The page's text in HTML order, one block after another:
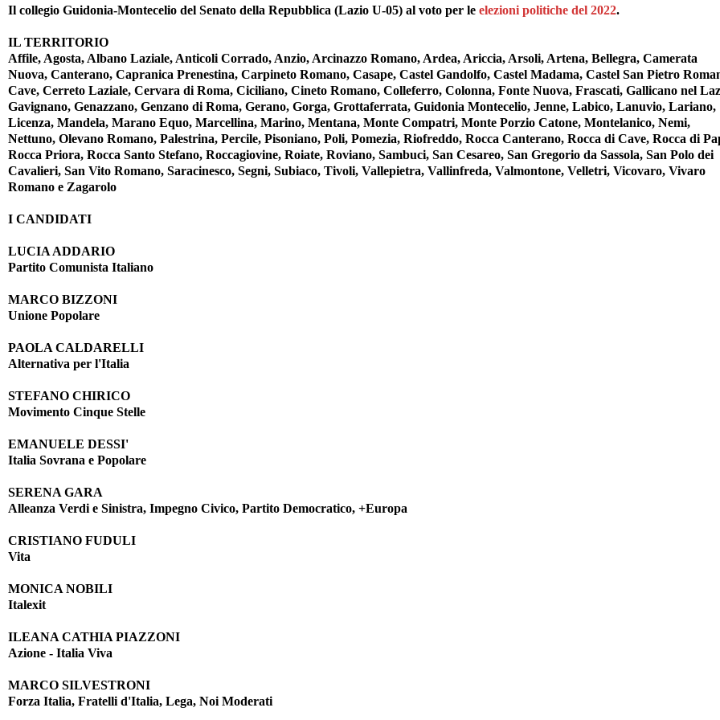
Il collegio Guidonia-Montecelio del Senato della Repubblica (Lazio U-05) al voto per le elezioni politiche del 2022.
IL TERRITORIO
Affile, Agosta, Albano Laziale, Anticoli Corrado, Anzio, Arcinazzo Romano, Ardea, Ariccia, Arsoli, Artena, Bellegra, Camerata
Nuova, Canterano, Capranica Prenestina, Carpineto Romano, Casape, Castel Gandolfo, Castel Madama, Castel San Pietro
Cave, Cerreto Laziale, Cervara di Roma, Ciciliano, Cineto Romano, Colleferro, Colonna, Fonte Nuova, Frascati, Gallicano nel
Gavignano, Genazzano, Genzano di Roma, Gerano, Gorga, Grottaferrata, Guidonia Montecelio, Jenne, Labico, Lanuvio, Lariano,
Licenza, Mandela, Marano Equo, Marcellina, Marino, Mentana, Monte Compatri, Monte Porzio Catone, Montelanico, Nemi,
Nettuno, Olevano Romano, Palestrina, Percile, Pisoniano, Poli, Pomezia, Riofreddo, Rocca Canterano, Rocca di Cave, Rocca di
Rocca Priora, Rocca Santo Stefano, Roccagiovine, Roiate, Roviano, Sambuci, San Cesareo, San Gregorio da Sassola, San Polo dei
Cavalieri, San Vito Romano, Saracinesco, Segni, Subiaco, Tivoli, Vallepietra, Vallinfreda, Valmontone, Velletri, Vicovaro, Vivaro
Romano e Zagarolo
I CANDIDATI
LUCIA ADDARIO
Partito Comunista Italiano
MARCO BIZZONI
Unione Popolare
PAOLA CALDARELLI
Alternativa per l'Italia
STEFANO CHIRICO
Movimento Cinque Stelle
EMANUELE DESSI'
Italia Sovrana e Popolare
SERENA GARA
Alleanza Verdi e Sinistra, Impegno Civico, Partito Democratico, +Europa
CRISTIANO FUDULI
Vita
MONICA NOBILI
Italexit
ILEANA CATHIA PIAZZONI
Azione - Italia Viva
MARCO SILVESTRONI
Forza Italia, Fratelli d'Italia, Lega, Noi Moderati